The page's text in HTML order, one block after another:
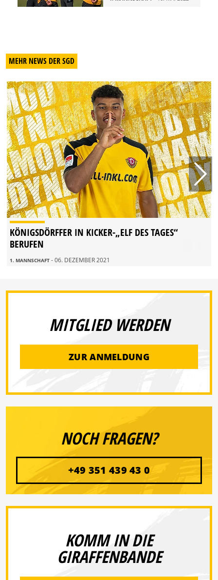
MEHR NEWS DER SGD
KÖNIGSDÖRFFER IN KICKER-„ELF DES TAGES“
BERUFEN
1. MANNSCHAFT - 06. DEZEMBER 2021
MITGLIED WERDEN
ZUR ANMELDUNG
NOCH FRAGEN?
+49 351 439 43 0
KOMM IN DIE
GIRAFFENBANDE